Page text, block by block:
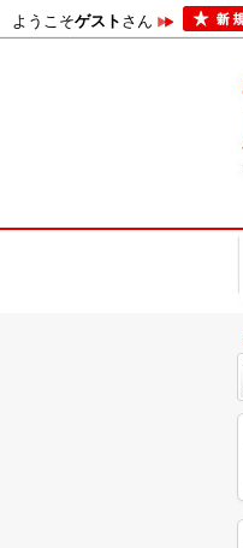
ようこそゲストさん